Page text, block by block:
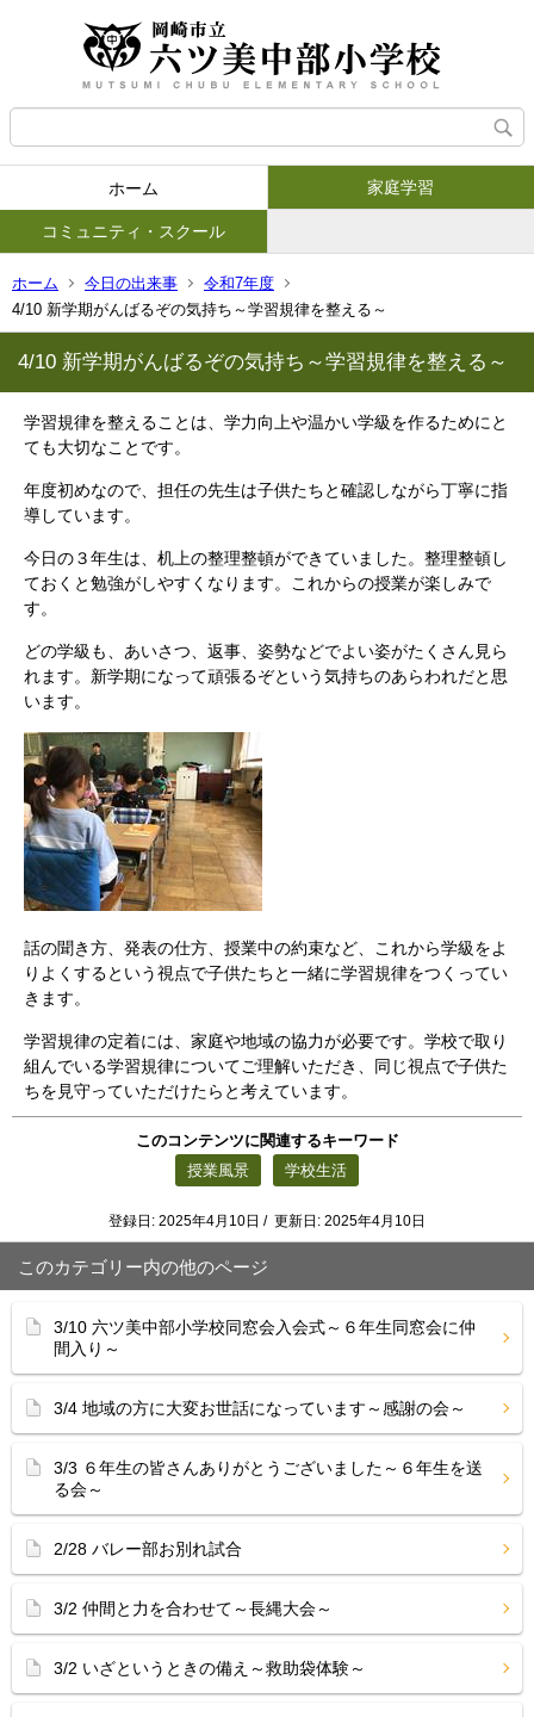
ホーム 家庭学習
コミュニティ・スクール
ホーム 今日の出来事
令和7年度
4/10 新学期がんばるぞの気持ち～学習規律を整える～
4/10 新学期がんばるぞの気持ち～学習規律を整える～
学習規律を整えることは、学力向上や温かい学級を作るためにと
ても大切なことです。
年度初めなので、担任の先生は子供たちと確認しながら丁寧に指
導しています。
今日の３年生は、机上の整理整頓ができていました。整理整頓し
ておくと勉強がしやすくなります。これからの授業が楽しみで
す。
どの学級も、あいさつ、返事、姿勢などでよい姿がたくさん見ら
れます。 新学期になって頑張るぞという気持ちのあらわれだと思
います。
話の聞き方、発表の仕方、授業中の約束など、これから学級をよ
りよくするという視点で子供たちと一緒に学習規律をつくってい
きます。
学習規律の定着には、家庭や地域の協力が必要です。学校で取り
組んでいる学習規律についてご理解いただき、同じ視点で子供た
ちを見守っていただけたらと考えています。
このコンテンツに関連するキーワード
授業風景
学校生活
登録日: 2025年4月10日 / 更新日: 2025年4月10日
このカテゴリー内の他のページ
3/10 六ツ美中部小学校同窓会入会式～６年生同窓会に仲
間入り～
3/4 地域の方に大変お世話になっています～感謝の会～
3/3 ６年生の皆さんありがとうございました～６年生を送
る会～
2/28 バレー部お別れ試合
3/2 仲間と力を合わせて～長縄大会～
3/2 いざというときの備え～救助袋体験～